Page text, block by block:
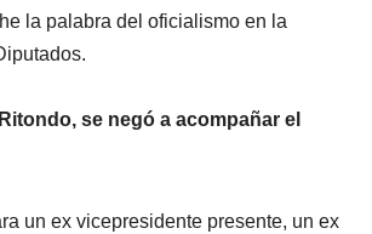
la palabra del oficialismo en la
se negó a acompañar el
un ex vicepresidente presente, un ex